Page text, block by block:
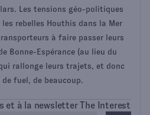
Les tensions géo-politiques
rebelles Houthis dans la Mer
à faire passer leurs
Bonne-Espérance (au lieu du
rallonge leurs trajets, et donc
fuel, de beaucoup.
et à la newsletter The Interest